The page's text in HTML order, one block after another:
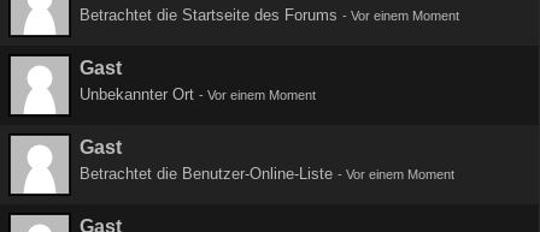
Betrachtet die Startseite des Forums - Vor einem Moment
Gast
Unbekannter Ort - Vor einem Moment
Gast
Betrachtet die Benutzer-Online-Liste - Vor einem Moment
Gast